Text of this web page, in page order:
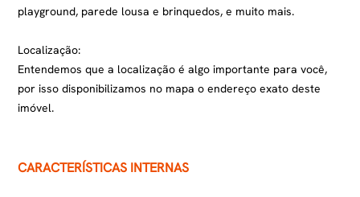
playground, parede lousa e brinquedos, e muito mais.
Localização:
Entendemos que a localização é algo importante para você,
por isso disponibilizamos no mapa o endereço exato deste
imóvel.
CARACTERÍSTICAS INTERNAS